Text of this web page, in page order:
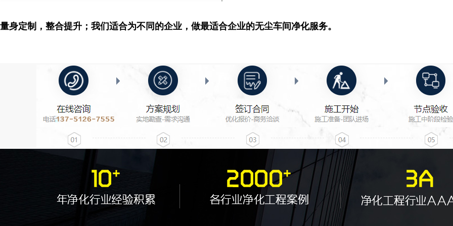
量身定制，整合提升；我们适合为不同的企业，做最适合企业的无尘车间净化服务。